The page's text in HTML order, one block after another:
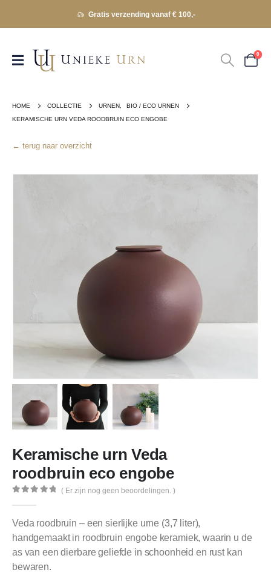
Gratis verzending vanaf € 100,-
0
HOME COLLECTIE URNEN
BIO / ECO URNEN
KERAMISCHE URN VEDA ROODBRUIN ECO ENGOBE
← terug naar overzicht
Keramische urn Veda
roodbruin eco engobe
( Er zijn nog geen beoordelingen. )
Veda roodbruin – een sierlijke urne (3,7 liter),
handgemaakt in roodbruin engobe keramiek, waarin u de
as van een dierbare geliefde in schoonheid en rust kan
bewaren.